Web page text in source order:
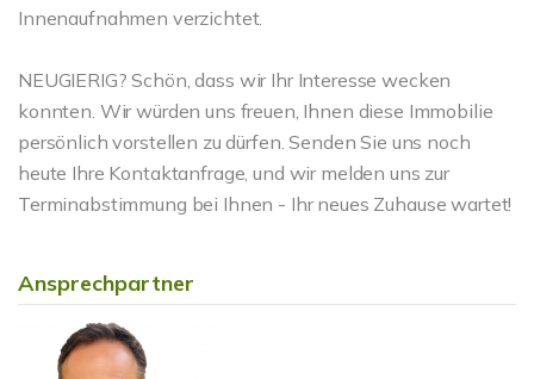
Innenaufnahmen verzichtet.
NEUGIERIG? Schön, dass wir Ihr Interesse wecken
konnten. Wir würden uns freuen, Ihnen diese Immobilie
persönlich vorstellen zu dürfen. Senden Sie uns noch
heute Ihre Kontaktanfrage, und wir melden uns zur
Terminabstimmung bei Ihnen - Ihr neues Zuhause wartet!
Ansprechpartner